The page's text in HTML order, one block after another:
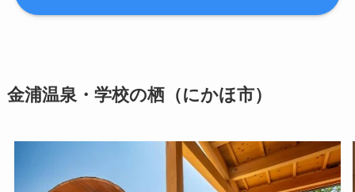
金浦温泉・学校の栖（にかほ市）